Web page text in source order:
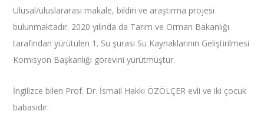
Ulusal/uluslararası makale, bildiri ve araştırma projesi
bulunmaktadır. 2020 yılında da Tarım ve Orman Bakanlığı
tarafından yürütülen 1. Su şurası Su Kaynaklarının Geliştirilmesi
Komisyon Başkanlığı görevini yürütmüştür.
İngilizce bilen Prof. Dr. İsmail Hakkı ÖZÖLÇER evli ve iki çocuk
babasıdır.